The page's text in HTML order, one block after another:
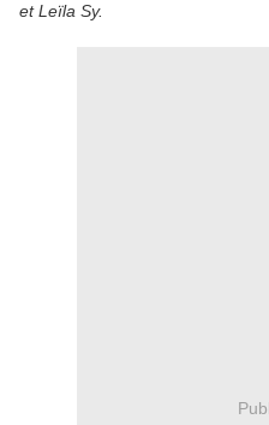
etLeïla Sy.